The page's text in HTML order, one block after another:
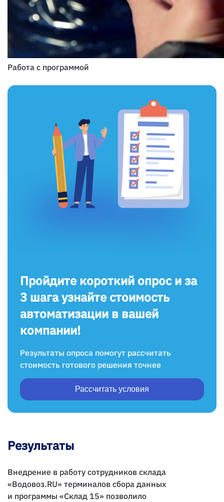
Работа с программой
Пройдите короткий опрос и за
3 шага узнайте стоимость
автоматизации в вашей
компании!
Результаты опроса помогут рассчитать
стоимость готового решения точнее
Рассчитать условия
Результаты
Внедрение в работу сотрудников склада
«Водовоз.RU» терминалов сбора данных
и программы «Склад 15» позволило